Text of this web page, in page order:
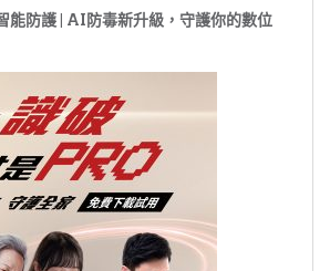
防護 | AI防毒新升級，守護你的數位